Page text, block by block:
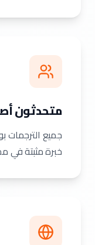
متحدثون
جميع الترجمات
خبرة مثبتة في